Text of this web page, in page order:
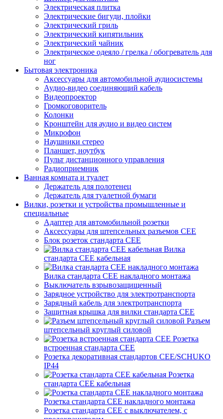
Электрическая плитка
Электрические бигуди, плойки
Электрический гриль
Электрический кипятильник
Электрический чайник
Электрическое одеяло / грелка / обогреватель для
ног
Бытовая электроника
Аксессуары для автомобильной аудиосистемы
Аудио-видео соединяющий кабель
Видеопроектор
Громкоговоритель
Колонки
Кронштейн для аудио и видео систем
Микрофон
Наушники стерео
Планшет, ноутбук
Пульт дистанционного управления
Радиоприемник
Ванная комната и туалет
Держатель для полотенец
Держатель для туалетной бумаги
Вилки, розетки и устройства промышленные и
специальные
Адаптер для автомобильной розетки
Аксессуары для штепсельных разъемов CEE
Блок розеток стандарта CEE
Вилка
стандарта CEE кабельная
Вилка стандарта CEE накладного монтажа
Выключатель взрывозащищенный
Зарядное устройство для электротранспорта
Зарядный кабель для электротранспорта
Защитная крышка для вилки стандарта CEE
Разъем
штепсельный круглый силовой
Розетка
встроенная стандарта CEE
Розетка декоративная стандартов CEE/SCHUKO
IP44
Розетка
стандарта СЕЕ кабельная
Розетка стандарта СЕЕ накладного монтажа
Розетка стандарта СЕЕ с выключателем, с